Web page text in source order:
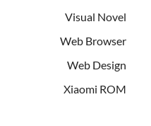
Visual Novel
Web Browser
Web Design
Xiaomi ROM